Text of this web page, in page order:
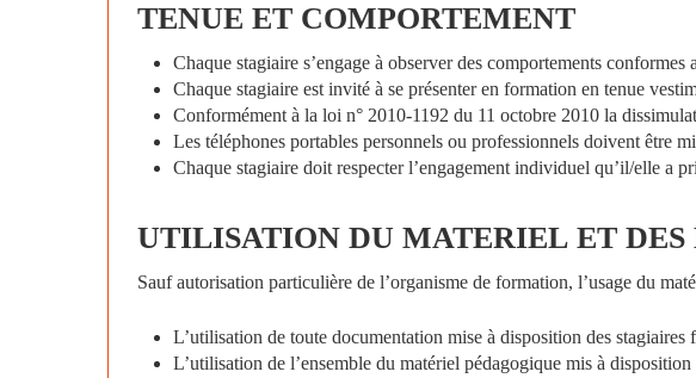
TENUE ET COMPORTEMENT
Chaque stagiaire s’engage à observer des comportements
Chaque stagiaire est invité à se présenter en formation en tenue
Conformément à la loi n° 2010-1192 du 11 octobre 2010 la
Les téléphones portables personnels ou professionnels doivent être
Chaque stagiaire doit respecter l’engagement individuel qu’il/elle a
UTILISATION DU MATERIEL ET DES
Sauf autorisation particulière de l’organisme de formation, l’usage du
L’utilisation de toute documentation mise à disposition des stagiaires
L’utilisation de l’ensemble du matériel pédagogique mis à